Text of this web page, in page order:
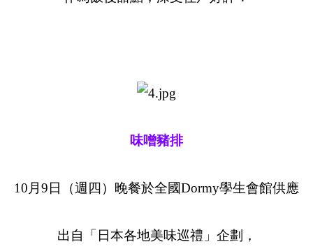
味噌豬排
10月9日（週四）晚餐於全國Dormy學生會館供應
出自「日本各地美味巡禮」企劃，